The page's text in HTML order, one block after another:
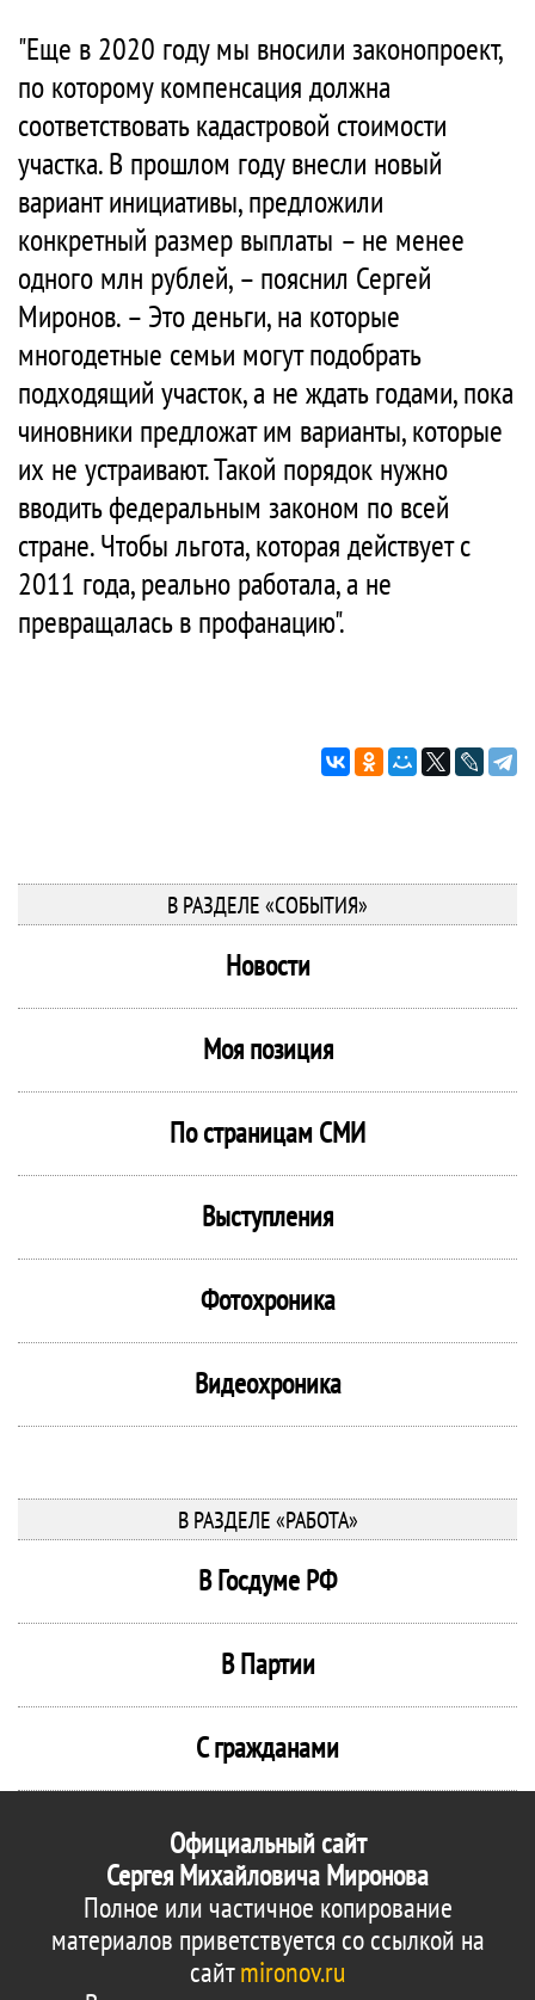
"Еще в 2020 году мы вносили законопроект,
по которому компенсация должна
соответствовать кадастровой стоимости
участка. В прошлом году внесли новый
вариант инициативы, предложили
конкретный размер выплаты – не менее
одного млн рублей, – пояснил Сергей
Миронов. – Это деньги, на которые
многодетные семьи могут подобрать
подходящий участок, а не ждать годами, пока
чиновники предложат им варианты, которые
их не устраивают. Такой порядок нужно
вводить федеральным законом по всей
стране. Чтобы льгота, которая действует с
2011 года, реально работала, а не
превращалась в профанацию".
В РАЗДЕЛЕ «СОБЫТИЯ»
Новости
Моя позиция
По страницам СМИ
Выступления
Фотохроника
Видеохроника
В РАЗДЕЛЕ «РАБОТА»
В Госдуме РФ
В Партии
С гражданами
Официальный сайт
Сергея Михайловича Миронова
Полное или частичное копирование
материалов приветствуется со ссылкой на
сайтmironov.ru